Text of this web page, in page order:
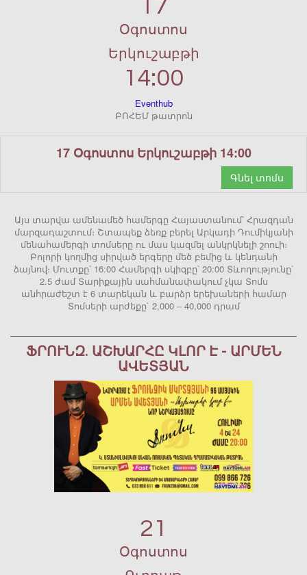
17
Օգոստոս
Երկուշաբթի
14:00
Eventhub
ԲՈՀԵՄ թատրոն
17 Օգոստոս Երկուշաբթի 14:00
Գնել տոմս
Այս տարվա ամենամեծ համերգը Հայաստանում՝ Հրազդան
մարզադաշտում։ Շտապեք ձեռք բերել Արկադի Դումիկյանի
մենահամերգի տոմսերը ու մաս կազմել անկրկնելի շոուի։
Բոլորի կողմից սիրված երգերը մեծ բեմից և կենդանի
ձայնով։ Մուտքը՝ 16:00 Համերգի սկիզբը՝ 20:00 Տևողությունը՝
2.5 ժամ Տարիքային սահմանափակում չկա Տոմս
անհրաժեշտ է 6 տարեկան և բարձր երեխաների համար
Տոմսերի արժեքը` 2,000 – 40,000 դրամ
ՖՐՈՒՆԶ. ԱՇԽԱՐՀԸ ԿԼՈՐ Է - ԱՐՄԵՆ
ԱՎԵՏՅԱՆ
21
Օգոստոս